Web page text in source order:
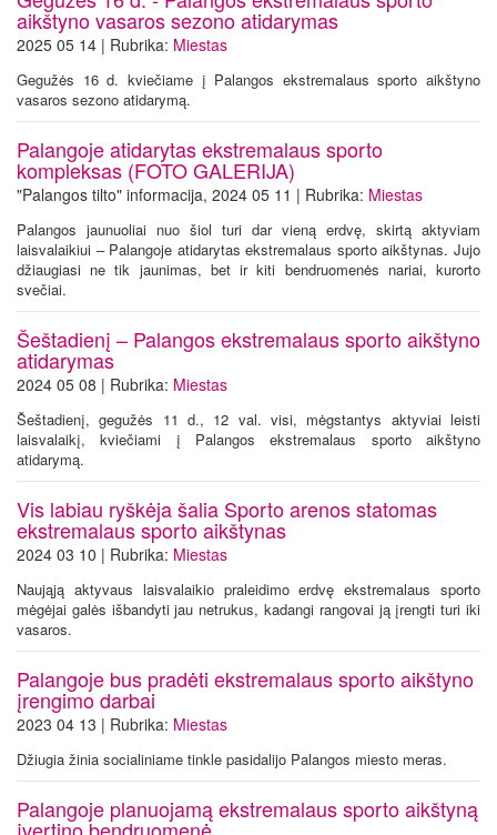
aikštyno vasaros sezono atidarymas
2025 05 14 | Rubrika: Miestas
Gegužės 16 d. kviečiame į Palangos ekstremalaus sporto aikštyno
vasaros sezono atidarymą.
Palangoje atidarytas ekstremalaus sporto
kompleksas (FOTO GALERIJA)
"Palangos tilto" informacija, 2024 05 11 | Rubrika: Miestas
Palangos jaunuoliai nuo šiol turi dar vieną erdvę, skirtą aktyviam
laisvalaikiui – Palangoje atidarytas ekstremalaus sporto aikštynas. Jujo
džiaugiasi ne tik jaunimas, bet ir kiti bendruomenės nariai, kurorto
svečiai.
Šeštadienį – Palangos ekstremalaus sporto aikštyno
atidarymas
2024 05 08 | Rubrika: Miestas
Šeštadienį, gegužės 11 d., 12 val. visi, mėgstantys aktyviai leisti
laisvalaikį, kviečiami į Palangos ekstremalaus sporto aikštyno
atidarymą.
Vis labiau ryškėja šalia Sporto arenos statomas
ekstremalaus sporto aikštynas
2024 03 10 | Rubrika: Miestas
Naująją aktyvaus laisvalaikio praleidimo erdvę ekstremalaus sporto
mėgėjai galės išbandyti jau netrukus, kadangi rangovai ją įrengti turi iki
vasaros.
Palangoje bus pradėti ekstremalaus sporto aikštyno
įrengimo darbai
2023 04 13 | Rubrika: Miestas
Džiugia žinia socialiniame tinkle pasidalijo Palangos miesto meras.
Palangoje planuojamą ekstremalaus sporto aikštyną
įvertino bendruomenė